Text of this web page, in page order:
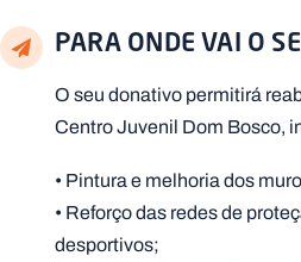
PARA ONDE VAI O
O seu donativo permitirá
Centro Juvenil Dom Bosco,
• Pintura e melhoria dos
• Reforço das redes de
desportivos;